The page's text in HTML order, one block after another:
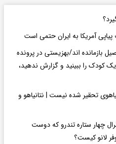
پیاپی آمریکا به ایران حتمی است
بازمانده اند/بهزیستی در پرونده
کودک را ببینید و گزارش ندهید،
تحقیر شده نیست | نتانیاهو و
چهار ستاره تندرو که دوست
لانو کیست؟